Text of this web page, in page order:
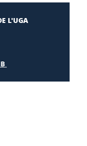
L'UGA